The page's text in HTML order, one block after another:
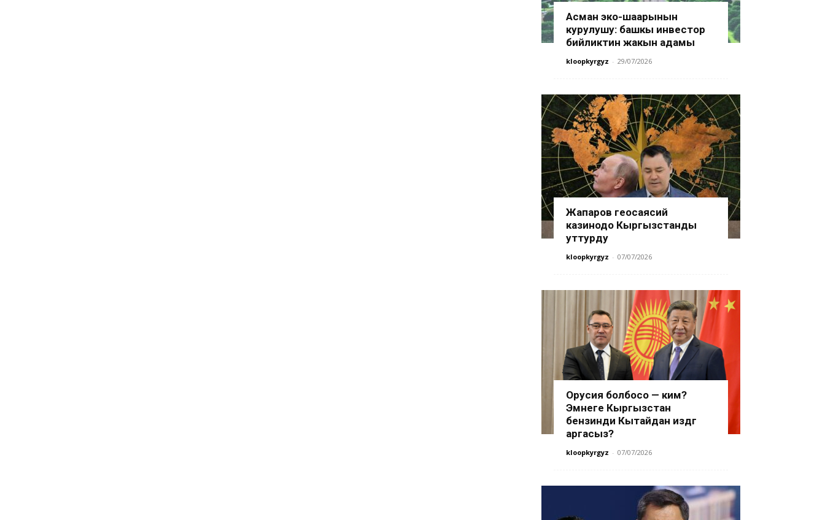
Асман эко-шаарынын
курулушу: башкы инвестор
бийликтин жакын адамы
kloopkyrgyz - 29/07/2026
Жапаров геосаясий
казинодо Кыргызстанды
уттурду
kloopkyrgyz - 07/07/2026
Орусия болбосо — ким?
Эмнеге Кыргызстан
бензинди Кытайдан издөөгө
аргасыз?
kloopkyrgyz - 07/07/2026